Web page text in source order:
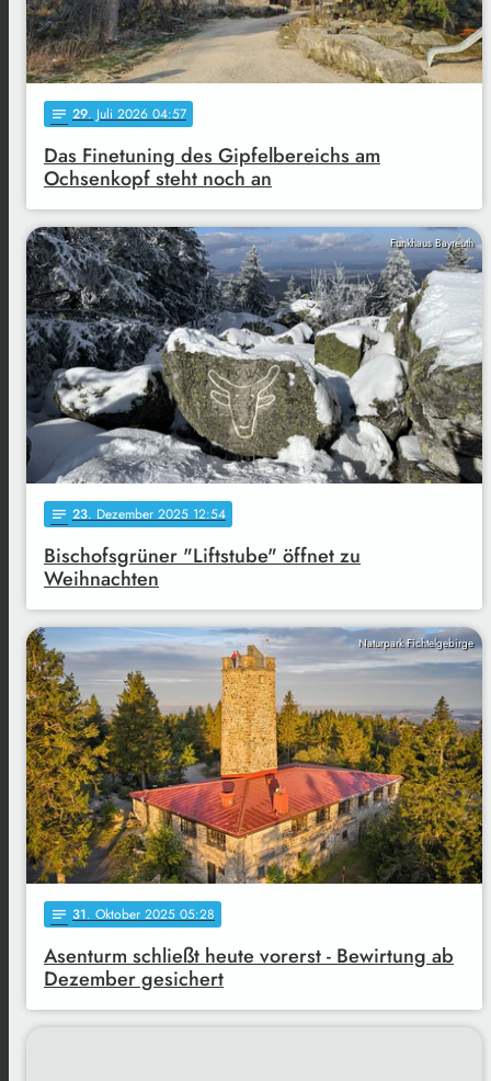
notes 29. Juli 2026 04:57
Das Finetuning des Gipfelbereichs am
Ochsenkopf steht noch an
Funkhaus Bayreuth
notes 23. Dezember 2025 12:54
Bischofsgrüner "Liftstube" öffnet zu
Weihnachten
Naturpark Fichtelgebirge
notes 31. Oktober 2025 05:28
Asenturm schließt heute vorerst - Bewirtung ab
Dezember gesichert